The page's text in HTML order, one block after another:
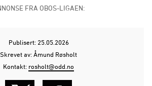
FRA OBOS-LIGAEN:
Publisert: 25.05.2026
Skrevet av: Åmund Røsholt
Kontakt: rosholt@odd.no